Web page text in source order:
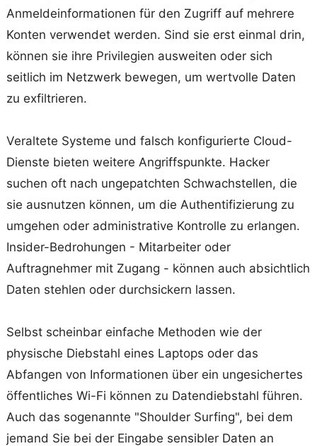
Anmeldeinformationen für den Zugriff auf mehrere
Konten verwendet werden. Sind sie erst einmal drin,
können sie ihre Privilegien ausweiten oder sich
seitlich im Netzwerk bewegen, um wertvolle Daten
zu exfiltrieren.
Veraltete Systeme und falsch konfigurierte Cloud-
Dienste bieten weitere Angriffspunkte. Hacker
suchen oft nach ungepatchten Schwachstellen, die
sie ausnutzen können, um die Authentifizierung zu
umgehen oder administrative Kontrolle zu erlangen.
Insider-Bedrohungen - Mitarbeiter oder
Auftragnehmer mit Zugang - können auch absichtlich
Daten stehlen oder durchsickern lassen.
Selbst scheinbar einfache Methoden wie der
physische Diebstahl eines Laptops oder das
Abfangen von Informationen über ein ungesichertes
öffentliches Wi-Fi können zu Datendiebstahl führen.
Auch das sogenannte "Shoulder Surfing", bei dem
jemand Sie bei der Eingabe sensibler Daten an